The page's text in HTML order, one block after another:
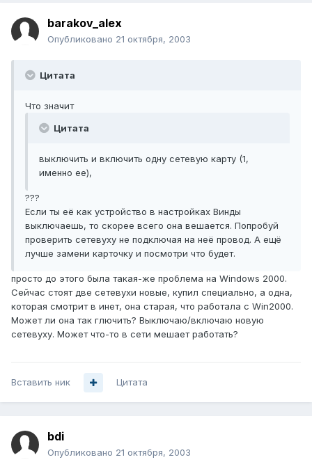
barakov_alex
Опубликовано 21 октября, 2003
Цитата
Что значит
Цитата
выключить и включить одну сетевую карту (1,
именно ее),
???
Если ты её как устройство в настройках Винды
выключаешь, то скорее всего она вешается. Попробуй
проверить сетевуху не подключая на неё провод. А ещё
лучше замени карточку и посмотри что будет.
просто до этого была такая-же проблема на Windows 2000.
Сейчас стоят две сетевухи новые, купил специально, а одна,
которая смотрит в инет, она старая, что работала c Win2000.
Может ли она так глючить? Выключаю/включаю новую
сетевуху. Может что-то в сети мешает работать?
Вставить ник Цитата
bdi
Опубликовано 21 октября, 2003